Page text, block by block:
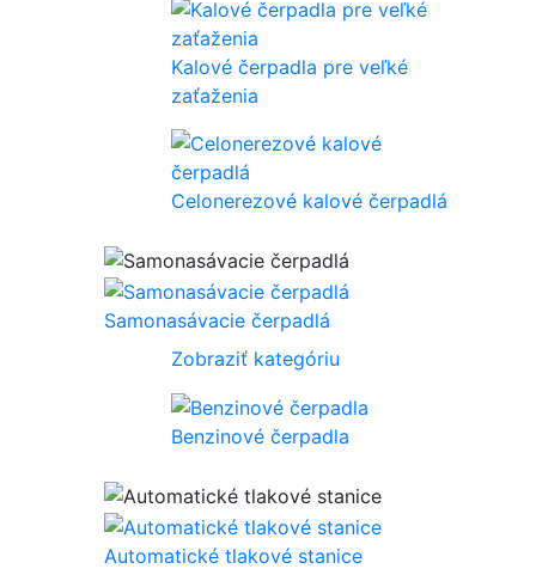
Kalové čerpadla pre veľké
zaťaženia
Celonerezové kalové čerpadlá
Samonasávacie čerpadlá
Zobraziť kategóriu
Benzinové čerpadla
Automatické tlakové stanice